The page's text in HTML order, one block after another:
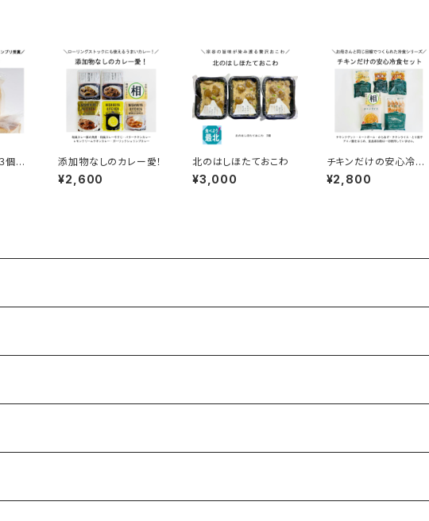
個セ 添加物なしのカレー愛！
¥2,600
北のはしほたておこわ
¥3,000
チキンだけの安心冷食
セット
¥2,800